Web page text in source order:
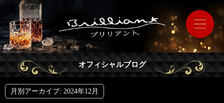
オフィシャルブログ
月別アーカイブ: 2024年12月